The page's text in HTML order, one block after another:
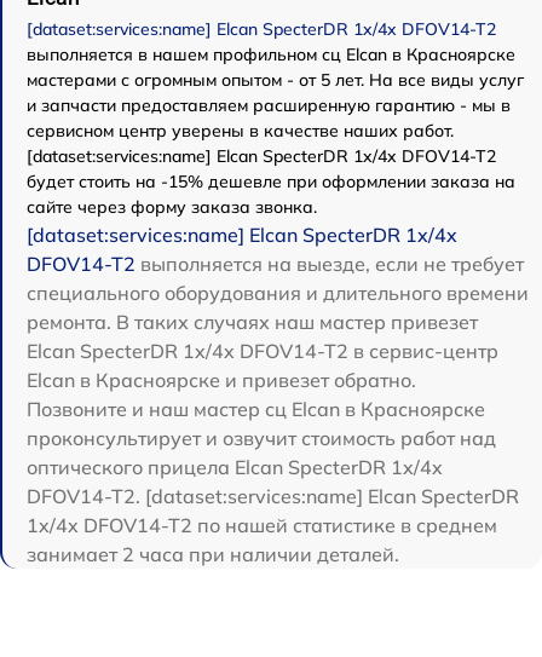
[dataset:services:name] Elcan SpecterDR 1x/4x DFOV14-T2
выполняется в нашем профильном сц Elcan в Красноярске
мастерами с огромным опытом - от 5 лет. На все виды услуг
и запчасти предоставляем расширенную гарантию - мы в
сервисном центр уверены в качестве наших работ.
[dataset:services:name] Elcan SpecterDR 1x/4x DFOV14-T2
будет стоить на -15% дешевле при оформлении заказа на
сайте через форму заказа звонка.
[dataset:services:name] Elcan SpecterDR 1x/4x
DFOV14-T2 выполняется на выезде, если не требует
специального оборудования и длительного времени
ремонта. В таких случаях наш мастер привезет
Elcan SpecterDR 1x/4x DFOV14-T2 в сервис-центр
Elcan в Красноярске и привезет обратно.
Позвоните и наш мастер сц Elcan в Красноярске
проконсультирует и озвучит стоимость работ над
оптического прицела Elcan SpecterDR 1x/4x
DFOV14-T2. [dataset:services:name] Elcan SpecterDR
1x/4x DFOV14-T2 по нашей статистике в среднем
занимает 2 часа при наличии деталей.